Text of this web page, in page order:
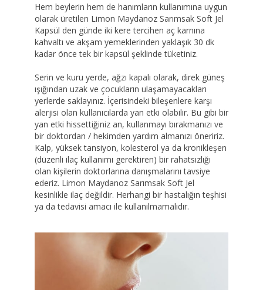
Hem beylerin hem de hanımların kullanımına uygun
olarak üretilen Limon Maydanoz Sarımsak Soft Jel
Kapsül den günde iki kere tercihen aç karnına
kahvaltı ve akşam yemeklerinden yaklaşık 30 dk
kadar önce tek bir kapsül şeklinde tüketiniz.
Serin ve kuru yerde, ağzı kapalı olarak, direk güneş
ışığından uzak ve çocukların ulaşamayacakları
yerlerde saklayınız. İçerisindeki bileşenlere karşı
alerjisi olan kullanıcılarda yan etki olabilir. Bu gibi bir
yan etki hissettiğiniz an, kullanmayı bırakmanızı ve
bir doktordan / hekimden yardım almanızı öneririz.
Kalp, yüksek tansiyon, kolesterol ya da kronikleşen
(düzenli ilaç kullanımı gerektiren) bir rahatsızlığı
olan kişilerin doktorlarına danışmalarını tavsiye
ederiz. Limon Maydanoz Sarımsak Soft Jel
kesinlikle ilaç değildir. Herhangi bir hastalığın teşhisi
ya da tedavisi amacı ile kullanılmamalıdır.